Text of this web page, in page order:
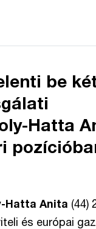
be
Hatta
Hatta Anita (44)
és európai